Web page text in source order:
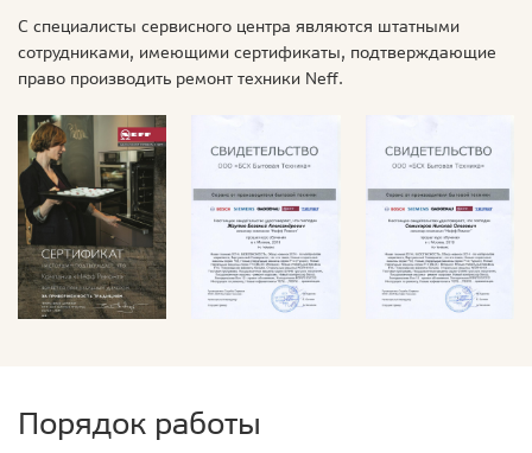
С специалисты сервисного центра являются штатными
сотрудниками, имеющими сертификаты, подтверждающие
право производить ремонт техники Neff.
Порядок работы